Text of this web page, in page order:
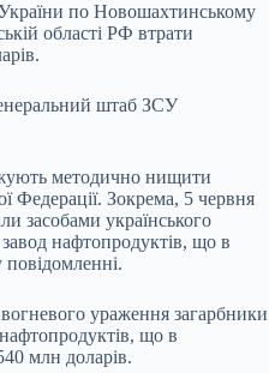
по Новошахтинському
області РФ втрати
штаб ЗСУ
методично нищити
Федерації. Зокрема, 5 червня
засобами українського
нафтопродуктів, що в
повідомленні.
ураження загарбники
що в
млн доларів.